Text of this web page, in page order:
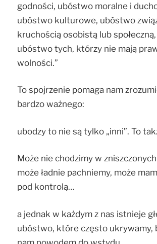
godności, ubóstwo moralne i
ubóstwo kulturowe, ubóstwo
kruchością osobistą lub
ubóstwo tych, którzy nie mają
wolności.”
To spojrzenie pomaga nam
bardzo ważnego:
ubodzy to nie są tylko „inni”. To
Może nie chodzimy w
może ładnie pachniemy, może
pod kontrolą…
a jednak w każdym z nas istnieje
ubóstwo, które często ukrywamy,